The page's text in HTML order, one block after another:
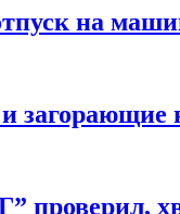
на
проверил,